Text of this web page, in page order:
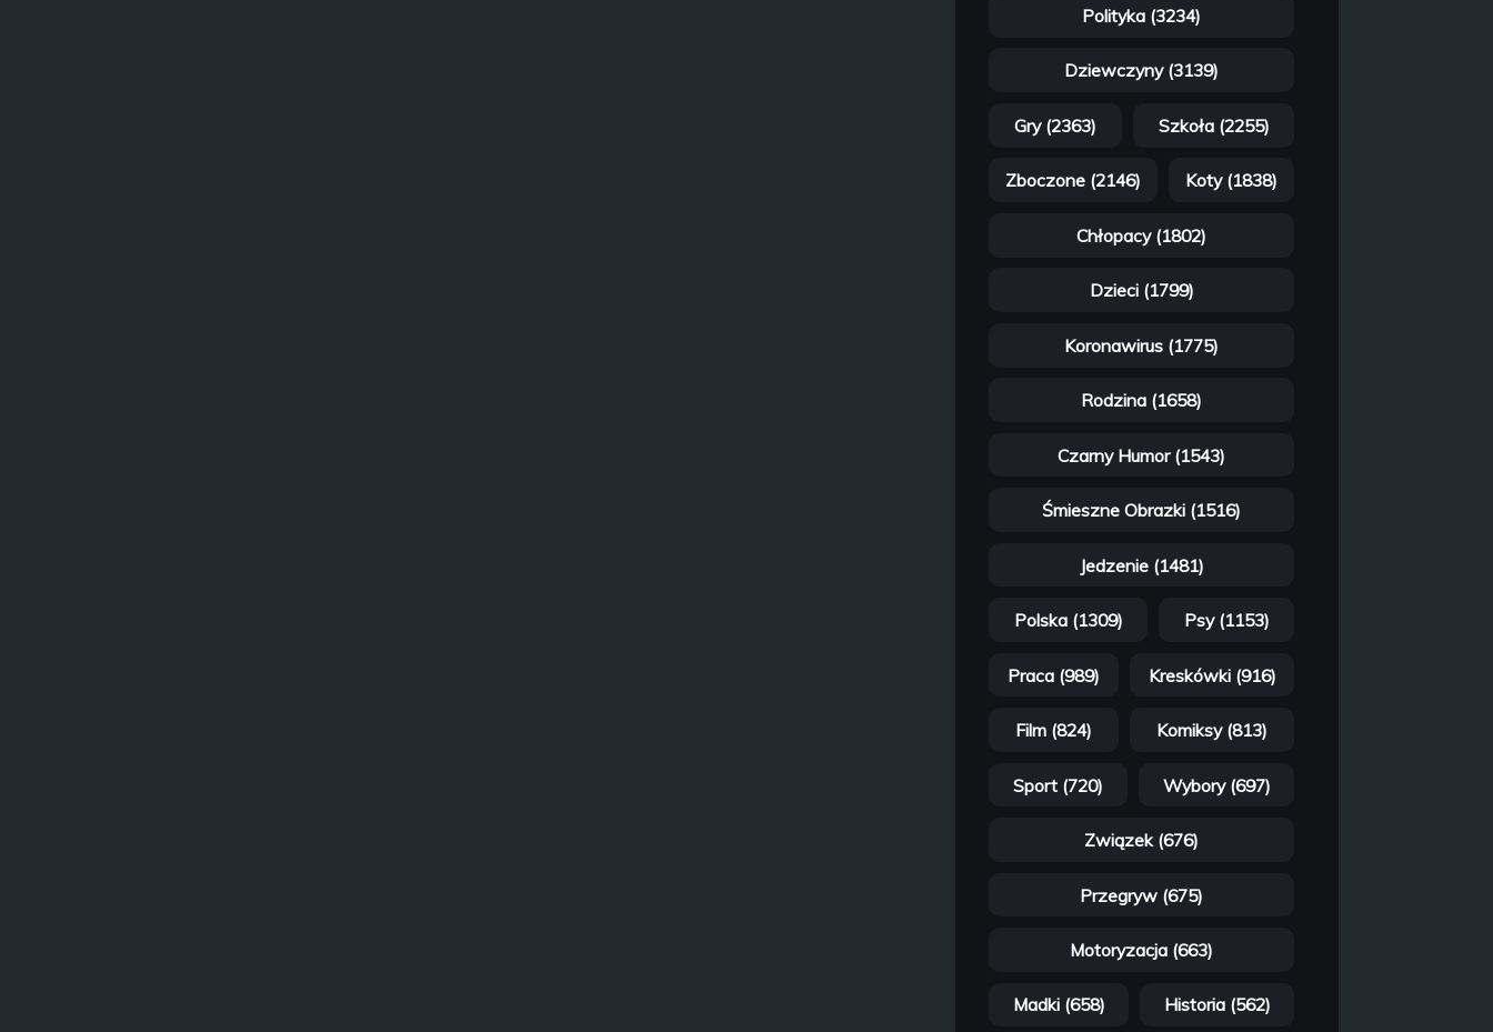
Polityka (3234)
Dziewczyny (3139)
Gry (2363) Szkoła (2255)
Zboczone (2146) Koty (1838)
Chłopacy (1802)
Dzieci (1799)
Koronawirus (1775)
Rodzina (1658)
Czarny Humor (1543)
Śmieszne Obrazki (1516)
Jedzenie (1481)
Polska (1309) Psy (1153)
Praca (989) Kreskówki (916)
Film (824) Komiksy (813)
Sport (720) Wybory (697)
Związek (676)
Przegryw (675)
Motoryzacja (663)
Madki (658) Historia (562)